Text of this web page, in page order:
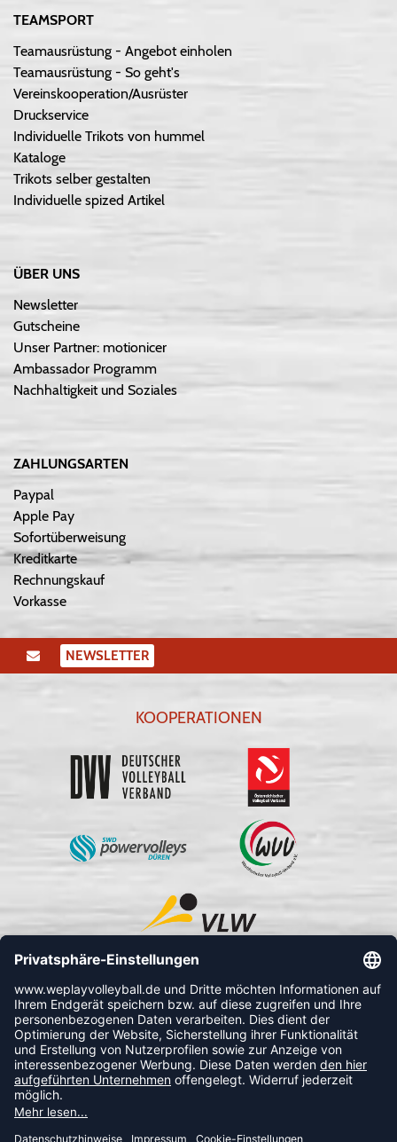
TEAMSPORT
Teamausrüstung - Angebot einholen
Teamausrüstung - So geht's
Vereinskooperation/Ausrüster
Druckservice
Individuelle Trikots von hummel
Kataloge
Trikots selber gestalten
Individuelle spized Artikel
ÜBER UNS
Newsletter
Gutscheine
Unser Partner: motionicer
Ambassador Programm
Nachhaltigkeit und Soziales
ZAHLUNGSARTEN
Paypal
Apple Pay
Sofortüberweisung
Kreditkarte
Rechnungskauf
Vorkasse
NEWSLETTER
KOOPERATIONEN
FOLLOW US